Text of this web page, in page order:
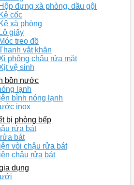
Hộp đựng xà phòng, dầu gội
Kệ cốc
Kệ xà phòng
Lô giấy
Móc treo đồ
vắt khăn
phông chậu rửa mặt
vệ sinh
bồn nước
lạnh
bình nóng lạnh
inox
bị phòng bếp
rửa bát
bát
vòi chậu rửa bát
chậu rửa bát
dụng